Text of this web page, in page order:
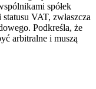
spółek
VAT, zwłaszcza
Podkreśla, że
arbitralne i muszą